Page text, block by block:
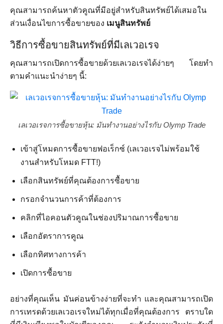
คุณสามารถค้นหาตัวคูณที่มีอยู่สำหรับสินทรัพย์ได้เสมอใน
ส่วนเงื่อนไขการซื้อขายของ เมนูสินทรัพย์
วิธีการซื้อขายสินทรัพย์ที่มีเลเวอเรจ
คุณสามารถเปิดการซื้อขายด้วยเลเวอเรจได้ง่ายๆ โดยทำ
ตามคำแนะนำง่ายๆ นี้:
เลเวอเรจการซื้อขายหุ้น: มันทำงานอย่างไรกับ Olymp Trade
เข้าสู่โหมดการซื้อขายฟอเร็กซ์ (เลเวอเรจไม่พร้อมใช้
งานสำหรับโหมด FTT!)
เลือกสินทรัพย์ที่คุณต้องการซื้อขาย
กรอกจำนวนการค้าที่ต้องการ
คลิกที่ไอคอนตัวคูณในช่องปริมาณการซื้อขาย
เลือกอัตราการคูณ
เลือกทิศทางการค้า
เปิดการซื้อขาย
อย่างที่คุณเห็น มันค่อนข้างง่ายที่จะทำ และคุณสามารถเปิด
การเทรดด้วยเลเวอเรจใหม่ได้ทุกเมื่อที่คุณต้องการ ตราบใด